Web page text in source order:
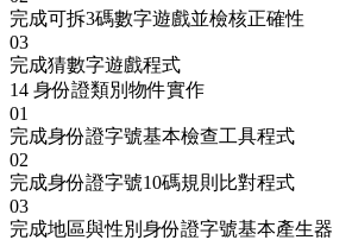
完成可拆3碼數字遊戲並檢核正確性
03
完成猜數字遊戲程式
14 身份證類別物件實作
01
完成身份證字號基本檢查工具程式
02
完成身份證字號10碼規則比對程式
03
完成地區與性別身份證字號基本產生器